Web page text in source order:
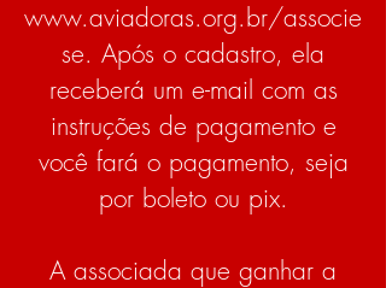
www.aviadoras.org.br/associe
se. Após o cadastro, ela
receberá um e-mail com as
instruções de pagamento e
você fará o pagamento, seja
por boleto ou pix.
A associada que ganhar a